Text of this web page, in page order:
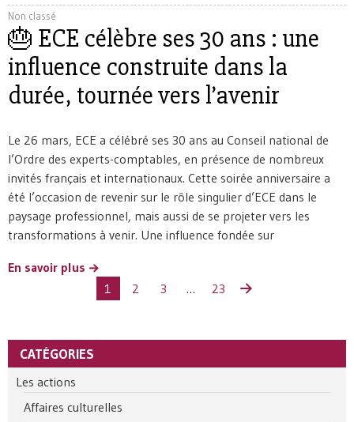
Non classé
🎂 ECE célèbre ses 30 ans : une
influence construite dans la
durée, tournée vers l’avenir
Le 26 mars, ECE a célébré ses 30 ans au Conseil national de
l’Ordre des experts-comptables, en présence de nombreux
invités français et internationaux. Cette soirée anniversaire a
été l’occasion de revenir sur le rôle singulier d’ECE dans le
paysage professionnel, mais aussi de se projeter vers les
transformations à venir. Une influence fondée sur
En savoir plus
1
2 3 … 23
CATÉGORIES
Les actions
Affaires culturelles